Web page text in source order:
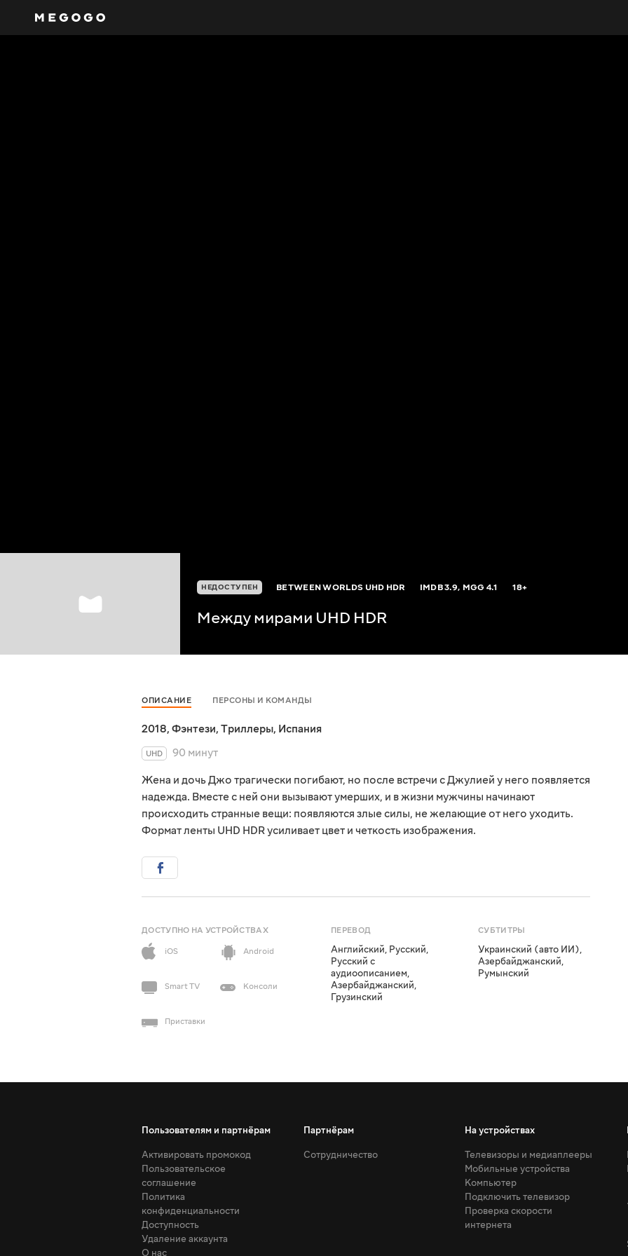
НЕДОСТУПЕН BETWEEN WORLDS UHD HDR IMDB3.9, MGG4.1 18+
Между мирами UHD HDR
ОПИСАНИЕ ПЕРСОНЫ И КОМАНДЫ
2018, Фэнтези, Триллеры, Испания
UHD
90 минут
Жена и дочь Джо трагически погибают, но после встречи с Джулией у него появляется
надежда. Вместе с ней они вызывают умерших, и в жизни мужчины начинают
происходить странные вещи: появляются злые силы, не желающие от него уходить.
Формат ленты UHD HDR усиливает цвет и четкость изображения.
ДОСТУПНО НА УСТРОЙСТВАХ
iOS
Android
Smart TV Консоли
Приставки
ПЕРЕВОД
Английский, Русский,
Русский с
аудиоописанием,
Азербайджанский,
Грузинский
СУБТИТРЫ
Украинский (авто ИИ),
Азербайджанский,
Румынский
Пользователям и партнёрам
Активировать промокод
Пользовательское
соглашение
Политика
конфиденциальности
Доступность
Удаление аккаунта
О нас
Партнёрам
Сотрудничество
На устройствах
Телевизоры и медиаплееры
Мобильные устройства
Компьютер
Подключить телевизор
Проверка скорости
интернета